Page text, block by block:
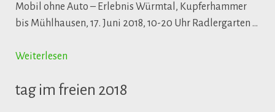
Mobil ohne Auto – Erlebnis Würmtal, Kupferhammer
bis Mühlhausen, 17. Juni 2018, 10-20 Uhr Radlergarten …
Weiterlesen
tag im freien 2018